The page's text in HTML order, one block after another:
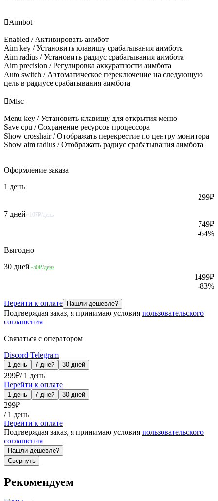
Aimbot
Enabled / Активировать аимбот
Aim key / Установить клавишу срабатывания аимбота
Aim radius / Установить радиус срабатывания аимбота
Aim precision / Регулировка аккуратности аимбота
Auto switch / Автоматическое переключение на следующую
цель в радиусе срабатывания аимбота
Misc
Menu key / Установить клавишу для открытия меню
Save cpu / Сохранение ресурсов процессора
Show crosshair / Отображать перекрестие по центру монитора
Show aim radius / Отображать радиус срабатывания аимбота
Оформление заказа
1 день
299₽
7 дней~107₽/день
749₽
-64%
Выгодно
30 дней~50₽/день
1499₽
-83%
Перейти к оплате Нашли дешевле?
Подтверждая заказ, я принимаю условия пользовательского
соглашения
Связаться с оператором
Discord Telegram
1 день 7 дней 30 дней
299₽/ 1 день
Перейти к оплате
1 день 7 дней 30 дней
299₽
/ 1 день
Перейти к оплате
Подтверждая заказ, я принимаю условия пользовательского
соглашения
Нашли дешевле?
Свернуть
Рекомендуем